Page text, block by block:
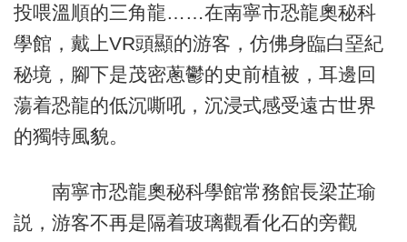
投喂溫順的三角龍……在南寧市恐龍奧秘科
學館，戴上VR頭顯的游客，仿佛身臨白堊紀
秘境，腳下是茂密蔥鬱的史前植被，耳邊回
蕩着恐龍的低沉嘶吼，沉浸式感受遠古世界
的獨特風貌。
南寧市恐龍奧秘科學館常務館長梁芷瑜
説，游客不再是隔着玻璃觀看化石的旁觀